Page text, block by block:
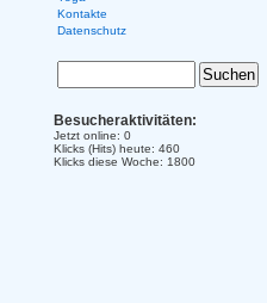
Kontakte
Datenschutz
Besucheraktivitäten:
Jetzt online: 0
Klicks (Hits) heute: 460
Klicks diese Woche: 1800